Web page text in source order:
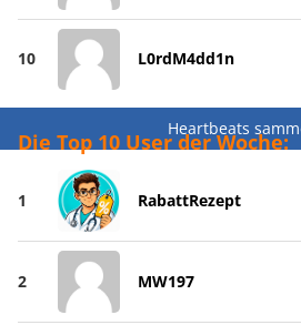
10 L0rdM4dd1n
Heartbeats
Die Top 10 User der Woche:
1 RabattRezept
2 MW197